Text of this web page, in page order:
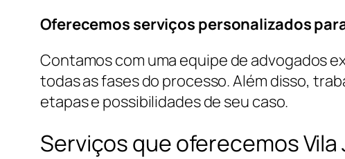
Oferecemos serviços personalizados
Contamos com uma equipe de advogados
todas as fases do processo. Além disso,
etapas e possibilidades de seu caso.
Serviços que oferecemos Vila